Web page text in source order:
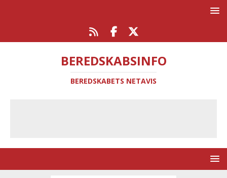
BEREDSKABSINFO
BEREDSKABETS NETAVIS